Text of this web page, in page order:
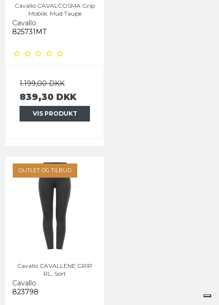
Cavallo CAVALCOSMA Grip
Mobile, Mud Taupe
Cavallo
825731MT
1.199,00 DKK
839,30 DKK
VIS PRODUKT
OUTLET OG TILBUD
Cavallo CAVALLENE GRIP
RL, Sort
Cavallo
823798